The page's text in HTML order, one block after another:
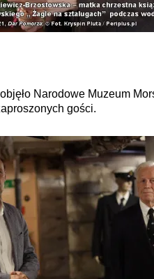
Narodowe Muzeum
gości.